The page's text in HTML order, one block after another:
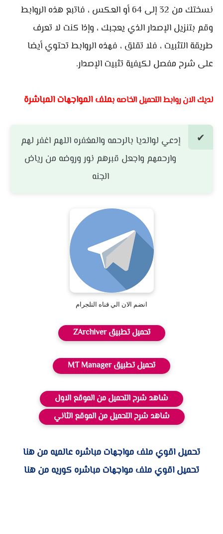
نسختك من 32 إلى 64 أو العكس ، فاتبع هذه الروابط
وقم بتنزيل الإصدار الذي يعجبك ، وإذا كنت لا تعرف
طريقة التثبيت ، فلا تقلق ، فهذه الروابط تحتوي أيضا
على شرح مفصل لكيفية تثبيت الإصدار.
لديك الان روابط التحميل الخاصه بملف المواجهات المباشرة
إدعي لوالديا بالرحمه والمغفره اللهم اغفر لهم
وارحمهم واجعل قبرهم نور وروضه من رياض
الجنه
انضم الان الي قناه التلجرام
تحميل تطبيق ZArchiver
تحميل تطبيق MT Manager
شاهد شرح التحميل من الموقع الاول
شاهد شرح التحميل من الموقع الثاني
تحميل اقوي ملف مواجهات مباشره عالميه من هنا
تحميل اقوي ملف مواجهات مباشره كوريه من هنا